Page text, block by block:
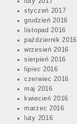
styczeń 2017
grudzień 2016
listopad 2016
październik 2016
wrzesień 2016
sierpień 2016
lipiec 2016
czerwiec 2016
maj 2016
kwiecień 2016
marzec 2016
luty 2016